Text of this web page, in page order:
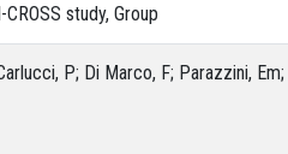
study, Group
P; Di Marco, F; Parazzini,